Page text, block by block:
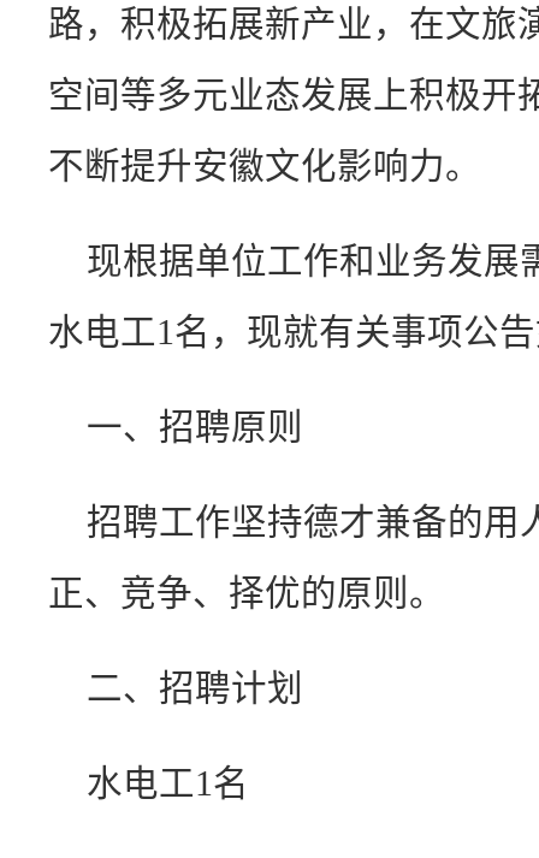
路，积极拓展新产业，在文旅
空间等多元业态发展上积极开
不断提升安徽文化影响力。
现根据单位工作和业务发展
水电工1名，现就有关事项公
一、招聘原则
招聘工作坚持德才兼备的用
正、竞争、择优的原则。
二、招聘计划
水电工1名